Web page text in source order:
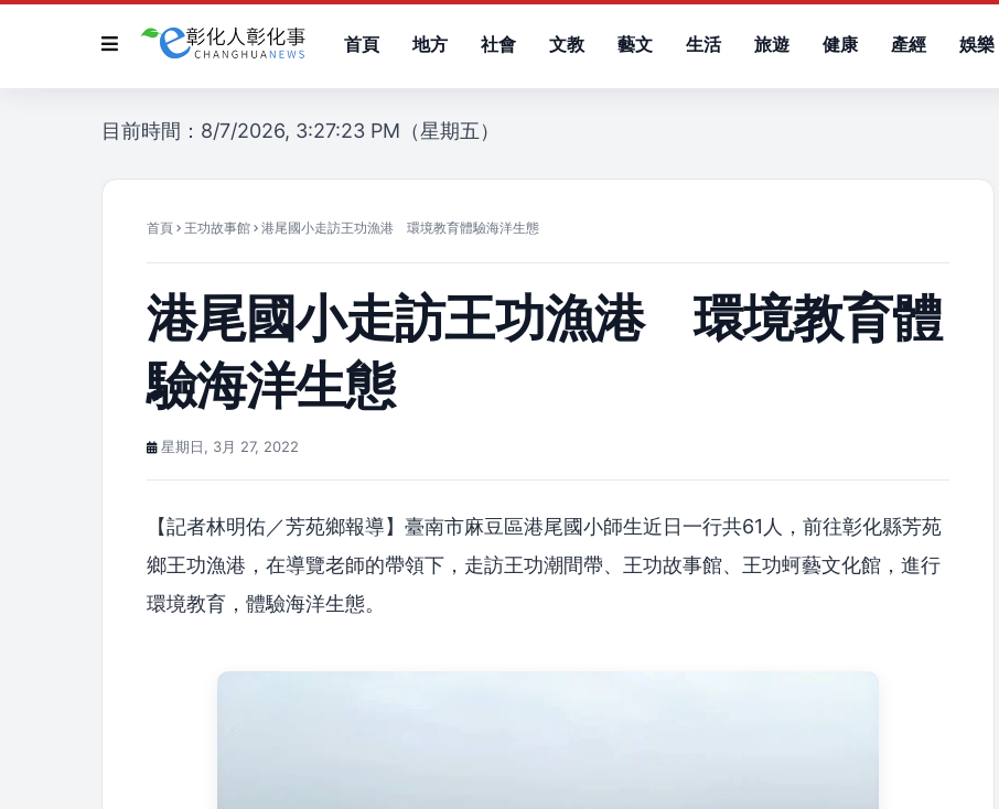
首頁 地方 社會 文教 藝文 生活 旅遊 健康 產經 娛樂
目前時間：8/7/2026, 3:27:23 PM（星期五）
首頁 王功故事館 港尾國小走訪王功漁港 環境教育體驗海洋生態
港尾國小走訪王功漁港 環境教育體
驗海洋生態
星期日, 3月 27, 2022
【記者林明佑／芳苑鄉報導】臺南市麻豆區港尾國小師生近日一行共61人，前往彰化縣芳苑
鄉王功漁港，在導覽老師的帶領下，走訪王功潮間帶、王功故事館、王功蚵藝文化館，進行
環境教育，體驗海洋生態。